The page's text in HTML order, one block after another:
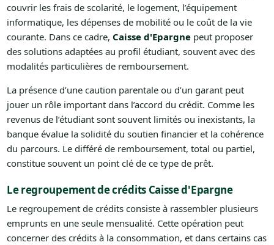
couvrir les frais de scolarité, le logement, l’équipement
informatique, les dépenses de mobilité ou le coût de la vie
courante. Dans ce cadre, Caisse d'Epargnepeut proposer
des solutions adaptées au profil étudiant, souvent avec des
modalités particulières de remboursement.
La présence d’une caution parentale ou d’un garant peut
jouer un rôle important dans l’accord du crédit. Comme les
revenus de l’étudiant sont souvent limités ou inexistants, la
banque évalue la solidité du soutien financier et la cohérence
du parcours. Le différé de remboursement, total ou partiel,
constitue souvent un point clé de ce type de prêt.
Le regroupement de crédits Caisse d'Epargne
Le regroupement de crédits consiste à rassembler plusieurs
emprunts en une seule mensualité. Cette opération peut
concerner des crédits à la consommation, et dans certains cas